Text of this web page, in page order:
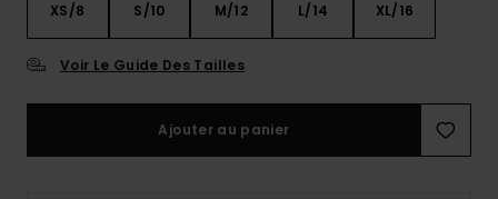
XS/8 S/10 M/12 L/14 XL/16
Voir Le Guide Des Tailles
Ajouter au panier